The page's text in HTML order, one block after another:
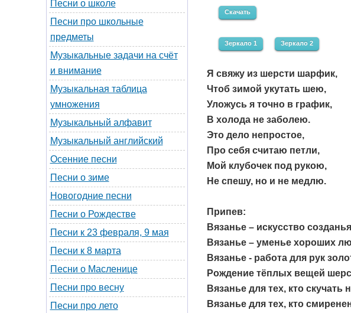
Песни о школе
Песни про школьные
предметы
Музыкальные задачи на счёт
и внимание
Музыкальная таблица
умножения
Музыкальный алфавит
Музыкальный английский
Осенние песни
Песни о зиме
Новогодние песни
Песни о Рождестве
Песни к 23 февраля, 9 мая
Песни к 8 марта
Песни о Масленице
Песни про весну
Песни про лето
Скачать
Зеркало 1 Зеркало 2
Я свяжу из шерсти шарфик,
Чтоб зимой укутать шею,
Уложусь я точно в график,
В холода не заболею.
Это дело непростое,
Про себя считаю петли,
Мой клубочек под рукою,
Не спешу, но и не медлю.
Припев:
Вязанье – искусство
Вязанье – уменье хороших
Вязанье - работа для рук
Рождение тёплых вещей
Вязанье для тех, кто скучать
Вязанье для тех, кто